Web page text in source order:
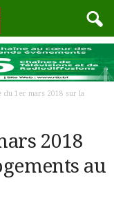
du 1er mars 2018 sur la
2018
au